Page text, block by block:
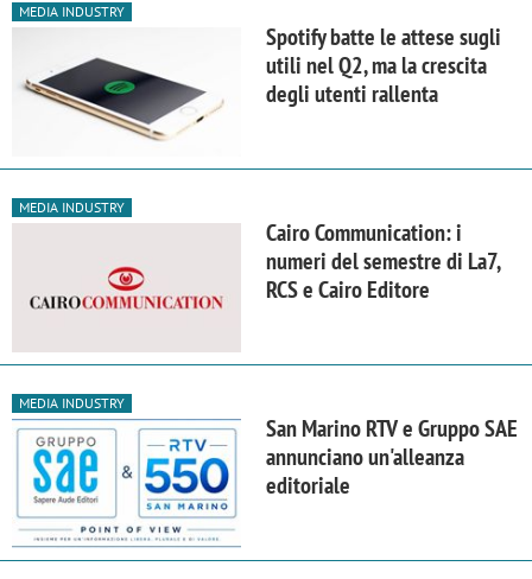
MEDIA INDUSTRY
Spotify batte le attese sugli
utili nel Q2, ma la crescita
degli utenti rallenta
MEDIA INDUSTRY
Cairo Communication: i
numeri del semestre di La7,
RCS e Cairo Editore
MEDIA INDUSTRY
San Marino RTV e Gruppo SAE
annunciano un'alleanza
editoriale